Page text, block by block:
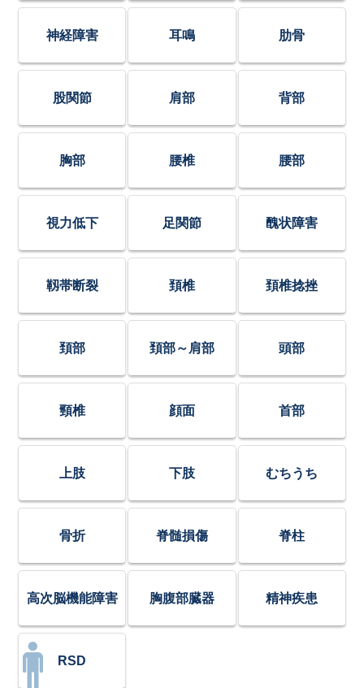
神経障害 耳鳴 肋骨
股関節 肩部 背部
胸部 腰椎 腰部
視力低下 足関節 醜状障害
靱帯断裂 頚椎 頚椎捻挫
頚部 頚部～肩部 頭部
頸椎 顔面 首部
上肢 下肢 むちうち
骨折 脊髄損傷 脊柱
高次脳機能障害 胸腹部臓器 精神疾患
RSD